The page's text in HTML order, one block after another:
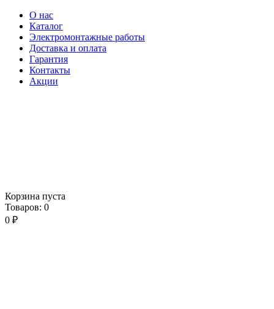
О нас
Каталог
Электромонтажные работы
Доставка и оплата
Гарантия
Контакты
Акции
Корзина пуста
Товаров: 0
0 ₽